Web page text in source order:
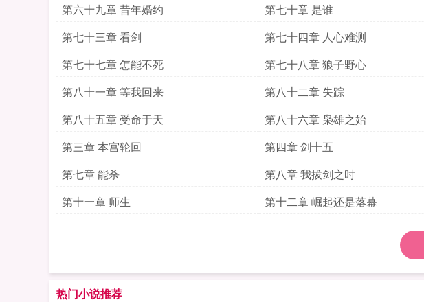
第六十九章 昔年婚约
第七十章 是谁
第七十三章 看剑
第七十四章 人心难测
第七十七章 怎能不死
第七十八章 狼子野心
第八十一章 等我回来
第八十二章 失踪
第八十五章 受命于天
第八十六章 枭雄之始
第三章 本宫轮回
第四章 剑十五
第七章 能杀
第八章 我拔剑之时
第十一章 师生
第十二章 崛起还是落幕
热门小说推荐